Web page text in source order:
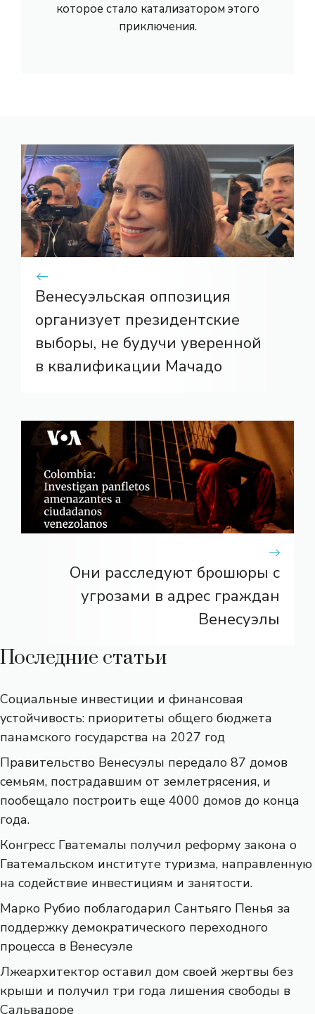
которое стало катализатором этого
приключения.
Венесуэльская оппозиция
организует президентские
выборы, не будучи уверенной
в квалификации Мачадо
Они расследуют брошюры с
угрозами в адрес граждан
Венесуэлы
Последние статьи
Социальные инвестиции и финансовая
устойчивость: приоритеты общего бюджета
панамского государства на 2027 год
Правительство Венесуэлы передало 87 домов
семьям, пострадавшим от землетрясения, и
пообещало построить еще 4000 домов до конца
года.
Конгресс Гватемалы получил реформу закона о
Гватемальском институте туризма, направленную
на содействие инвестициям и занятости.
Марко Рубио поблагодарил Сантьяго Пенья за
поддержку демократического переходного
процесса в Венесуэле
Лжеархитектор оставил дом своей жертвы без
крыши и получил три года лишения свободы в
Сальвадоре